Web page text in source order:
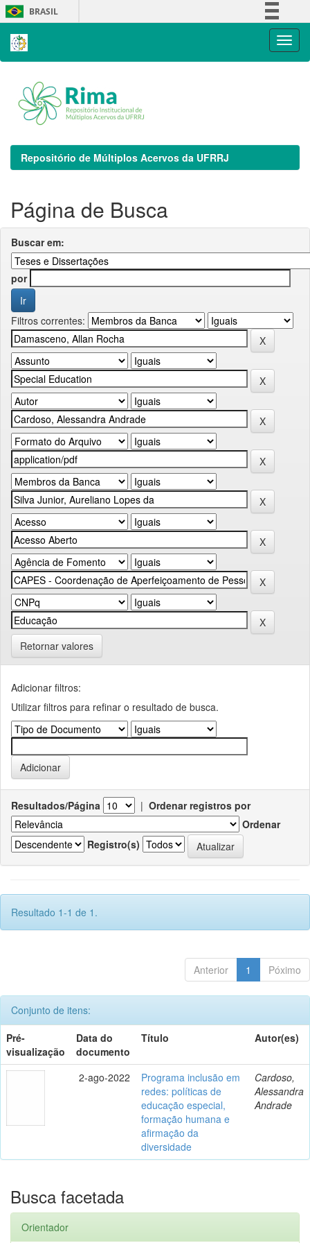
Skip
navigation
BRASIL
Repositório de Múltiplos Acervos da UFRRJ
Página de Busca
Buscar em:
por
Filtros correntes:
Retornar valores
Adicionar filtros:
Utilizar filtros para refinar o resultado de busca.
Resultados/Página | Ordenar registros por
Ordenar
Registro(s)
Resultado 1-1 de 1.
Anterior 1 Póximo
Conjunto de itens:
Pré-
visualização
Data do
documento
Título Autor(es)
2-ago-2022
Programa inclusão em
redes: políticas de
educação especial,
formação humana e
afirmação da
diversidade
Cardoso,
Alessandra
Andrade
Busca facetada
Orientador